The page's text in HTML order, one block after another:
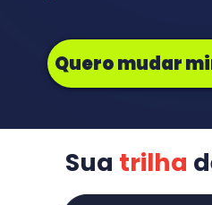
Quero mudar
Sua trilha